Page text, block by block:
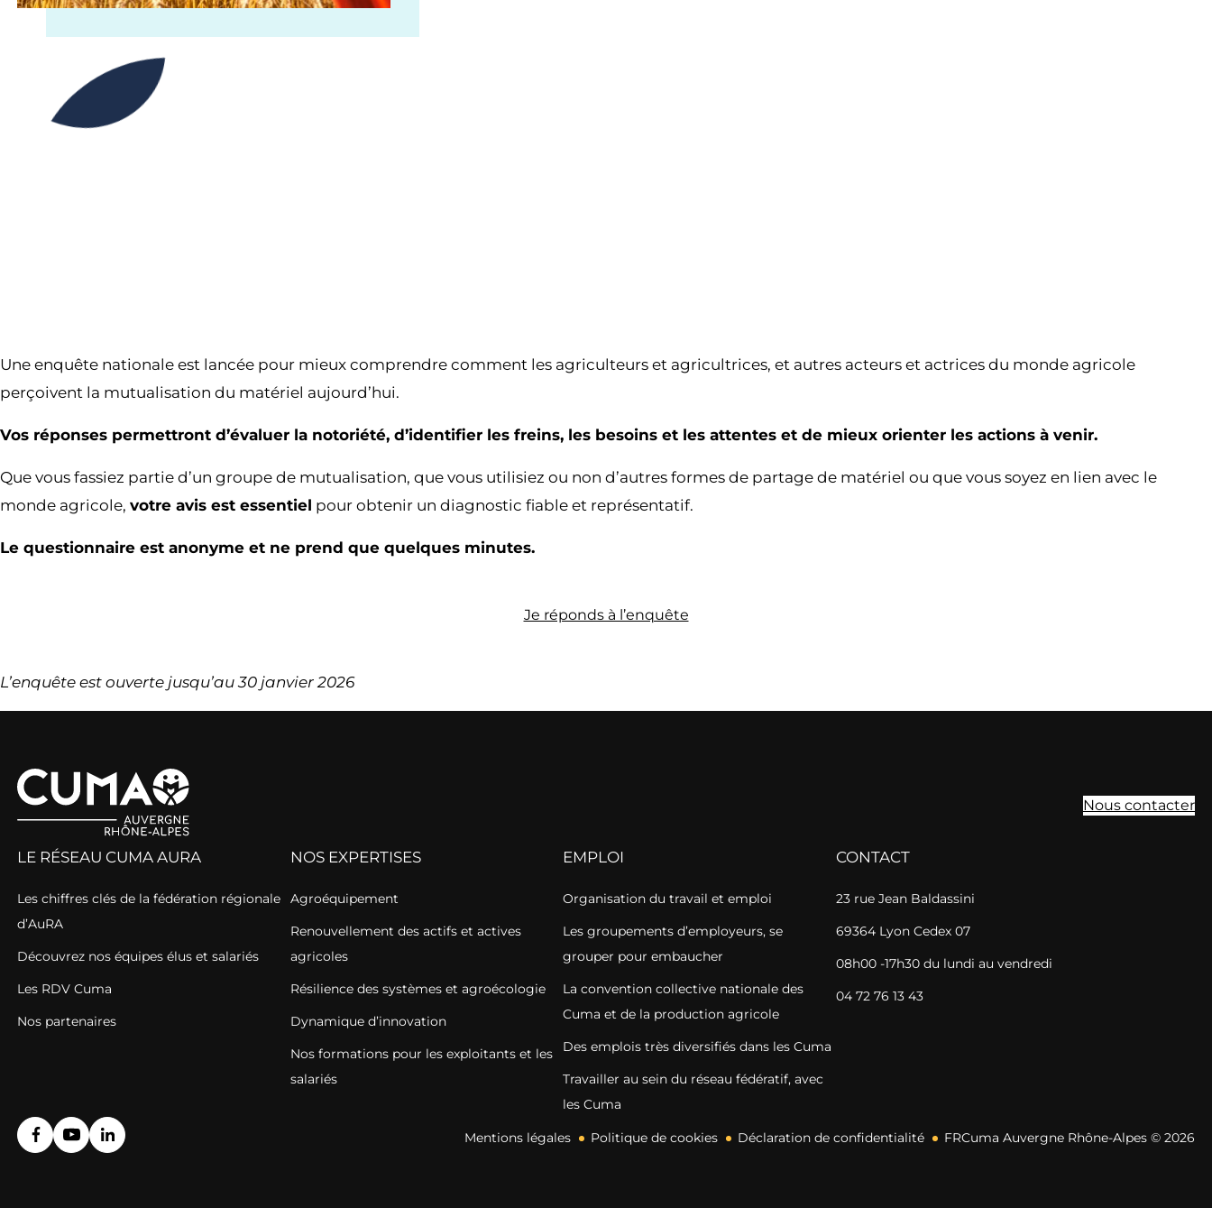
Une enquête nationale est lancée pour mieux comprendre comment les agriculteurs et agricultrices, et autres acteurs et actrices du monde agricole
perçoivent la mutualisation du matériel aujourd’hui.
Vos réponses permettront d’évaluer la notoriété, d’identifier les freins, les besoins et les attentes et de mieux orienter les actions à venir.
Que vous fassiez partie d’un groupe de mutualisation, que vous utilisiez ou non d’autres formes de partage de matériel ou que vous soyez en lien avec le
monde agricole, votre avis est essentiel pour obtenir un diagnostic fiable et représentatif.
Le questionnaire est anonyme et ne prend que quelques minutes.
Je réponds à l’enquête
L’enquête est ouverte jusqu’au 30 janvier 2026
Nous contacter
LE RÉSEAU CUMA AURA
Les chiffres clés de la fédération régionale
d’AuRA
Découvrez nos équipes élus et salariés
Les RDV Cuma
Nos partenaires
NOS EXPERTISES
Agroéquipement
Renouvellement des actifs et actives
agricoles
Résilience des systèmes et agroécologie
Dynamique d’innovation
Nos formations pour les exploitants et les
salariés
EMPLOI
Organisation du travail et emploi
Les groupements d’employeurs, se
grouper pour embaucher
La convention collective nationale des
Cuma et de la production agricole
Des emplois très diversifiés dans les Cuma
Travailler au sein du réseau fédératif, avec
les Cuma
CONTACT
23 rue Jean Baldassini
69364 Lyon Cedex 07
08h00 -17h30 du lundi au vendredi
04 72 76 13 43
Mentions légales Politique de cookies Déclaration de confidentialité FRCuma Auvergne Rhône-Alpes © 2026